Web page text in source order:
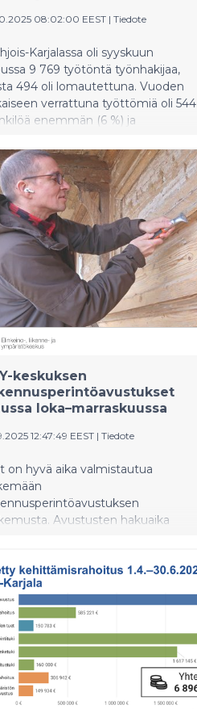
08:02:00 EEST | Tiedote
­Karjalassa oli syyskuun
9 769 työtöntä työnhakijaa,
494 oli lomautettuna. Vuoden
verrattuna työttömiä oli 544
enemmän (6 %) ja
keskuksen
loka–marraskuussa
12:47:49 EEST | Tiedote
on hyvä aika valmistautua
Avustusten hakuaika
perinteisten
suunnitteluun,
edistetään rakennuksen ja sen
arvojen